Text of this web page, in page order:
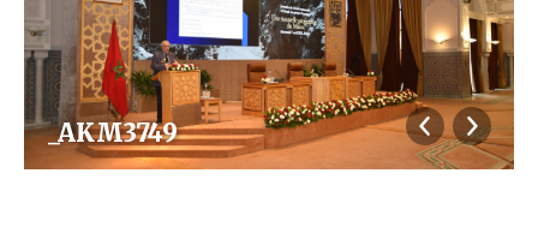
_AKM3749